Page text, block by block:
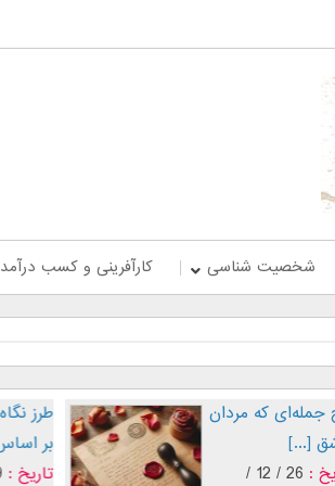
شخصیت شناسی کارآفرینی و کسب درآمد
پنج جمله‌ای که مردان
تاریخ :
26 / 12 /